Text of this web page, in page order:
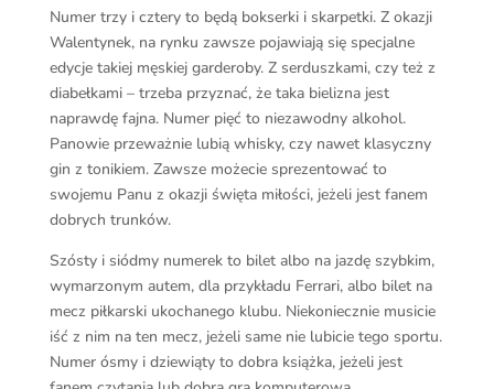
Numer trzy i cztery to będą bokserki i skarpetki. Z okazji
Walentynek, na rynku zawsze pojawiają się specjalne
edycje takiej męskiej garderoby. Z serduszkami, czy też z
diabełkami – trzeba przyznać, że taka bielizna jest
naprawdę fajna. Numer pięć to niezawodny alkohol.
Panowie przeważnie lubią whisky, czy nawet klasyczny
gin z tonikiem. Zawsze możecie sprezentować to
swojemu Panu z okazji święta miłości, jeżeli jest fanem
dobrych trunków.
Szósty i siódmy numerek to bilet albo na jazdę szybkim,
wymarzonym autem, dla przykładu Ferrari, albo bilet na
mecz piłkarski ukochanego klubu. Niekoniecznie musicie
iść z nim na ten mecz, jeżeli same nie lubicie tego sportu.
Numer ósmy i dziewiąty to dobra książka, jeżeli jest